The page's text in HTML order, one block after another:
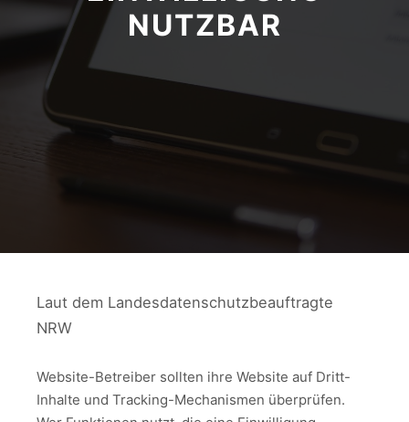
NUTZBAR
Laut dem Landesdatenschutzbeauftragte
NRW
Website-Betreiber sollten ihre Website auf Dritt-
Inhalte und Tracking-Mechanismen überprüfen.